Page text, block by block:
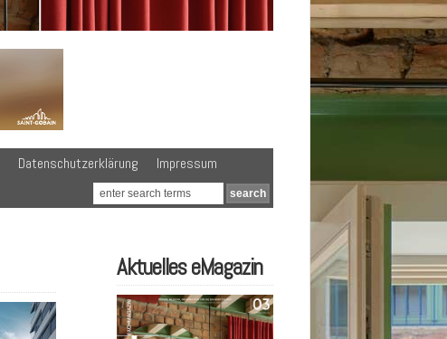
Datenschutzerklärung Impressum
Aktuelles eMagazin